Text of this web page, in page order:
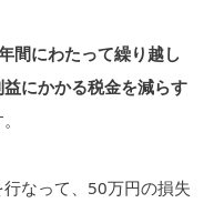
間にわたって繰り越し
にかかる税金を減らす
なって、50万円の損失